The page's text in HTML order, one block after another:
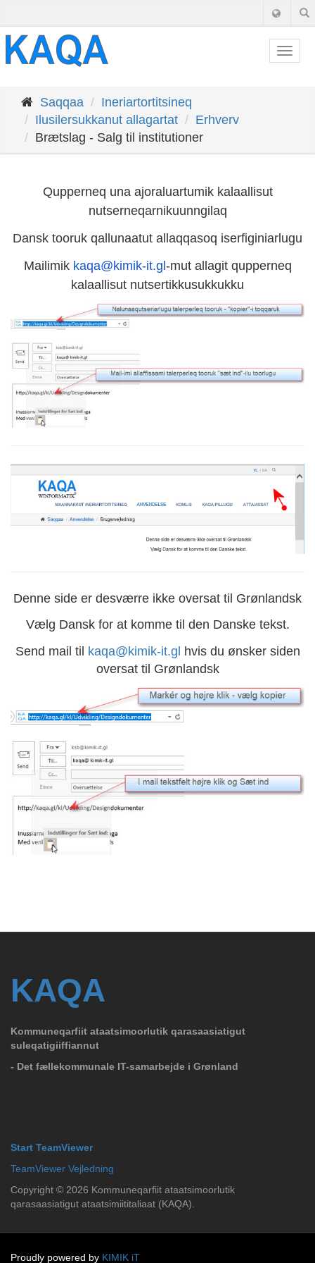
Saqqaa
Ineriartortitsineq
Ilusilersukkanut allagartat
Erhverv
Brætslag - Salg til institutioner
Qupperneq una ajoraluartumik kalaallisut
nutserneqarnikuunngilaq
Dansk tooruk qallunaatut allaqqasoq iserfiginiarlugu
Mailimik kaqa@kimik-it.gl -mut allagit qupperneq
kalaallisut nutsertikkusukkukku
Denne side er desværre ikke oversat til Grønlandsk
Vælg Dansk for at komme til den Danske tekst.
Send mail til kaqa@kimik-it.gl hvis du ønsker siden
oversat til Grønlandsk
KAQA
Kommuneqarfiit ataatsimoorlutik qarasaasiatigut
suleqatigiiffiannut
- Det fællekommunale IT-samarbejde i Grønland
Start TeamViewer
TeamViewer Vejledning
Copyright © 2026 Kommuneqarfiit ataatsimoorlutik
qarasaasiatigut ataatsimiititaliaat (KAQA).
Proudly powered by KIMIK iT